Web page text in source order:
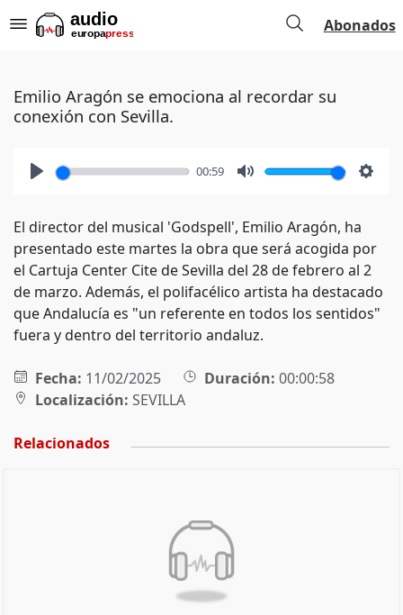
Abonados
Emilio Aragón se emociona al recordar su
conexión con Sevilla.
00:59
El director del musical 'Godspell', Emilio Aragón, ha
presentado este martes la obra que será acogida por
el Cartuja Center Cite de Sevilla del 28 de febrero al 2
de marzo. Además, el polifacélico artista ha destacado
que Andalucía es "un referente en todos los sentidos"
fuera y dentro del territorio andaluz.
Fecha: 11/02/2025 Duración: 00:00:58
Localización: SEVILLA
Relacionados